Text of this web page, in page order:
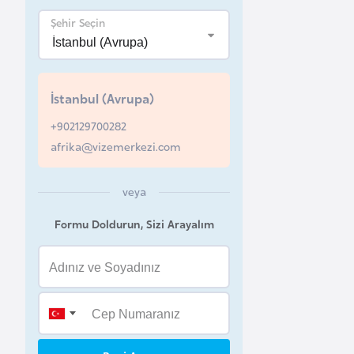
Şehir Seçin
İstanbul (Avrupa)
+902129700282
afrika@vizemerkezi.com
veya
Formu Doldurun, Sizi Arayalım
B
e
r
u
s
B
i
k